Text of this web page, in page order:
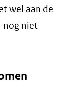
wel aan de
nog niet